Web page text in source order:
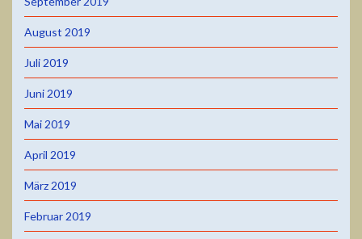
August 2019
Juli 2019
Juni 2019
Mai 2019
April 2019
März 2019
Februar 2019